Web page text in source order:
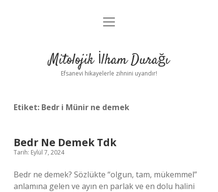
Anasayfa
Yasal Uyarı
menüyü
Mitolojik İlham Durağı
Efsanevi hikayelerle zihnini uyandır!
Etiket: Bedr i Münir ne demek
Bedr Ne Demek Tdk
Tarih: Eylül 7, 2024
Bedr ne demek? Sözlükte “olgun, tam, mükemmel”
anlamına gelen ve ayın en parlak ve en dolu halini